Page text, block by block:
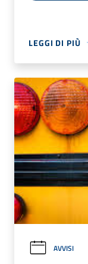
LEGGI DI PIÙ
AVVISI